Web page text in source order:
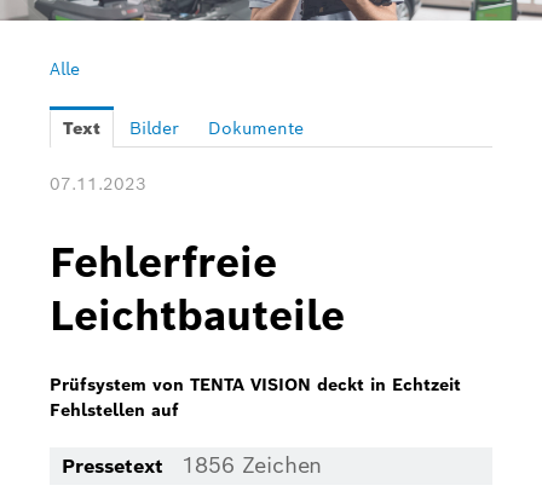
Mobility
Power Tools
Buderus
Pressemappen
Pressemappen
Alle
Text Bilder Dokumente
07.11.2023
Fehlerfreie
Leichtbauteile
Prüfsystem von TENTA VISION deckt in Echtzeit
Fehlstellen auf
Pressetext 1856 Zeichen